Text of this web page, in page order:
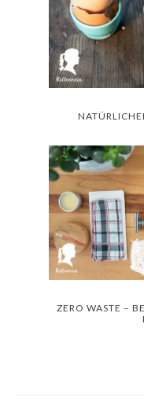
ZERO WASTE –